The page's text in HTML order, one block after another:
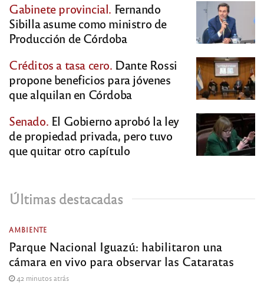
Gabinete provincial. Fernando
Sibilla asume como ministro de
Producción de Córdoba
Créditos a tasa cero. Dante Rossi
propone beneficios para jóvenes
que alquilan en Córdoba
Senado. El Gobierno aprobó la ley
de propiedad privada, pero tuvo
que quitar otro capítulo
Últimas destacadas
AMBIENTE
Parque Nacional Iguazú: habilitaron una
cámara en vivo para observar las Cataratas
42 minutos atrás